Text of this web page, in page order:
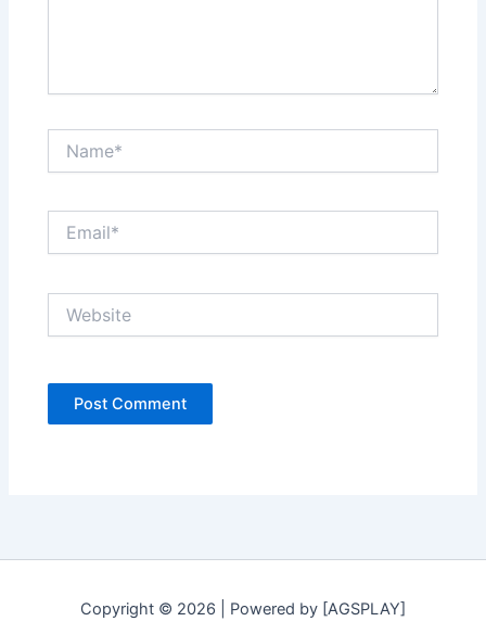
Copyright © 2026 | Powered by [AGSPLAY]